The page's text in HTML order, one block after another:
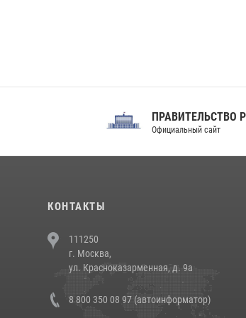
ПРАВИТЕЛЬСТВО РФ
Официальный сайт
КОНТАКТЫ
111250
г. Москва,
ул. Красноказарменная, д. 9а
8 800 350 08 97 (автоинформатор)